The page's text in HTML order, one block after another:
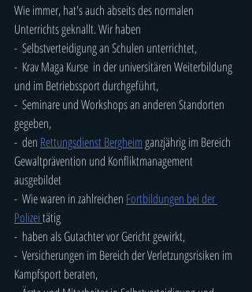
Wie immer, hat's auch abseits des normalen
Unterrichts geknallt. Wir haben
-  Selbstverteidigung an Schulen unterrichtet,
-  Krav Maga Kurse  in der universitären Weiterbildung
und im Betriebssport durchgeführt,
-  Seminare und Workshops an anderen Standorten
gegeben,
-  den Rettungsdienst Bergheim ganzjährig im Bereich
Gewaltprävention und Konfliktmanagement
ausgebildet
-  Wie waren in zahlreichen Fortbildungen bei der
Polizei tätig
-  haben als Gutachter vor Gericht gewirkt,
-  Versicherungen im Bereich der Verletzungsrisiken im
Kampfsport beraten,